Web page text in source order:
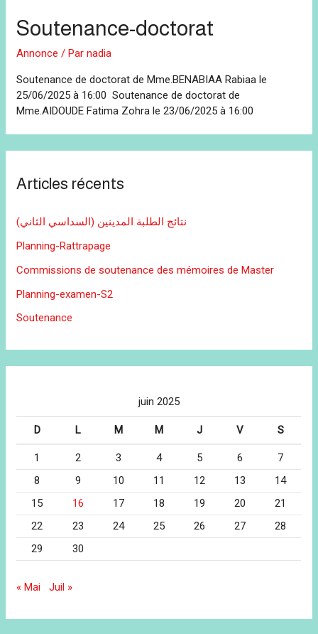
Soutenance-doctorat
Annonce / Parnadia
Soutenance de doctorat de Mme.BENABIAA Rabiaa le
25/06/2025 à 16:00 Soutenance de doctorat de
Mme.AIDOUDE Fatima Zohra le 23/06/2025 à 16:00
Articles récents
نتائج الطلبة المدينين (السداسي الثاني)
Planning-Rattrapage
Commissions de soutenance des mémoires de Master
Planning-examen-S2
Soutenance
juin 2025
D L M M J V S
1 2 3 4 5 6
7
8
9 10 11 12 13
14
15
16 17 18 19 20
21
22
23 24 25 26 27
28
29
30
« Mai Juil »